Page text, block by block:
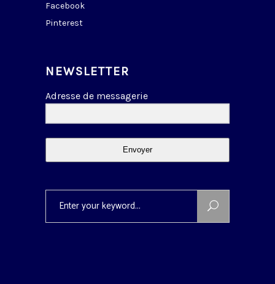
Facebook
Pinterest
NEWSLETTER
Adresse de messagerie
Envoyer
for: